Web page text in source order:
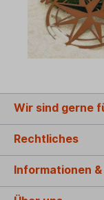
Wir sind gerne
Rechtliches
Informationen